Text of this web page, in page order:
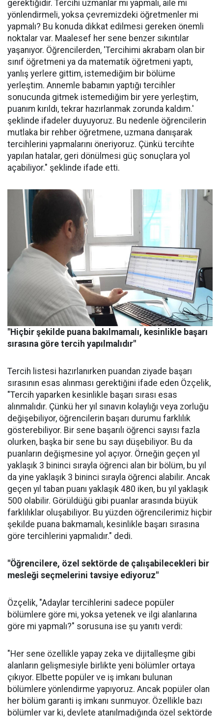
gerektiğidir. Tercihi uzmanlar mı yapmalı, aile mi
yönlendirmeli, yoksa çevremizdeki öğretmenler mi
yapmalı? Bu konuda dikkat edilmesi gereken önemli
noktalar var. Maalesef her sene benzer sıkıntılar
yaşanıyor. Öğrencilerden, 'Tercihimi akrabam olan bir
sınıf öğretmeni ya da matematik öğretmeni yaptı,
yanlış yerlere gittim, istemediğim bir bölüme
yerleştim. Annemle babamın yaptığı tercihler
sonucunda gitmek istemediğim bir yere yerleştim,
puanım kırıldı, tekrar hazırlanmak zorunda kaldım.'
şeklinde ifadeler duyuyoruz. Bu nedenle öğrencilerin
mutlaka bir rehber öğretmene, uzmana danışarak
tercihlerini yapmalarını öneriyoruz. Çünkü tercihte
yapılan hatalar, geri dönülmesi güç sonuçlara yol
açabiliyor." şeklinde ifade etti.
"Hiçbir şekilde puana bakılmamalı, kesinlikle başarı
sırasına göre tercih yapılmalıdır"
Tercih listesi hazırlanırken puandan ziyade başarı
sırasının esas alınması gerektiğini ifade eden Özçelik,
"Tercih yaparken kesinlikle başarı sırası esas
alınmalıdır. Çünkü her yıl sınavın kolaylığı veya zorluğu
değişebiliyor, öğrencilerin başarı durumu farklılık
gösterebiliyor. Bir sene başarılı öğrenci sayısı fazla
olurken, başka bir sene bu sayı düşebiliyor. Bu da
puanların değişmesine yol açıyor. Örneğin geçen yıl
yaklaşık 3 bininci sırayla öğrenci alan bir bölüm, bu yıl
da yine yaklaşık 3 bininci sırayla öğrenci alabilir. Ancak
geçen yıl taban puanı yaklaşık 480 iken, bu yıl yaklaşık
500 olabilir. Görüldüğü gibi puanlar arasında büyük
farklılıklar oluşabiliyor. Bu yüzden öğrencilerimiz hiçbir
şekilde puana bakmamalı, kesinlikle başarı sırasına
göre tercihlerini yapmalıdır." dedi.
"Öğrencilere, özel sektörde de çalışabilecekleri bir
mesleği seçmelerini tavsiye ediyoruz"
Özçelik, "Adaylar tercihlerini sadece popüler
bölümlere göre mi, yoksa yetenek ve ilgi alanlarına
göre mi yapmalı?" sorusuna ise şu yanıtı verdi:
"Her sene özellikle yapay zeka ve dijitalleşme gibi
alanların gelişmesiyle birlikte yeni bölümler ortaya
çıkıyor. Elbette popüler ve iş imkanı bulunan
bölümlere yönlendirme yapıyoruz. Ancak popüler olan
her bölüm garanti iş imkanı sunmuyor. Özellikle bazı
bölümler var ki, devlete atanılmadığında özel sektörde